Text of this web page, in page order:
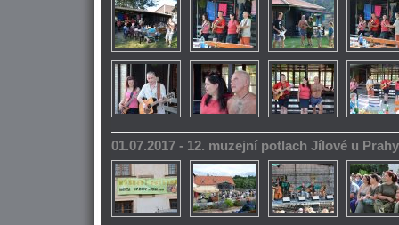
01.07.2017 - 12. muzejní potlach Jílové u Prahy